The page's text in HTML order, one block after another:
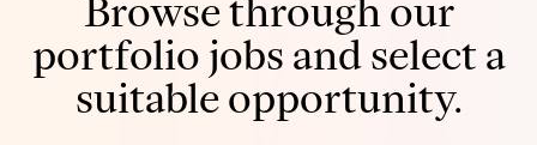
Browse through our
portfolio jobs and select a
suitable opportunity.